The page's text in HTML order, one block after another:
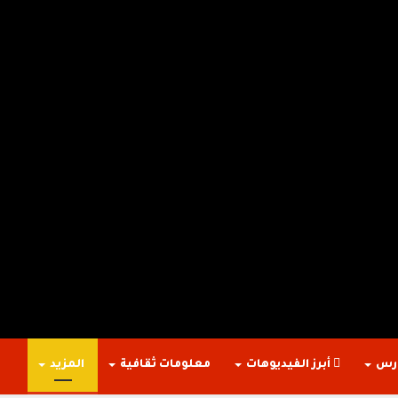
أبرز الفيديوهات معلومات ثقافية المزيد